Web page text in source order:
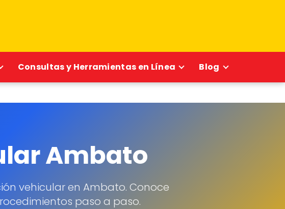
Consultas y Herramientas en Línea Blog
Ambato
vehicular en Ambato. Conoce
paso a paso.